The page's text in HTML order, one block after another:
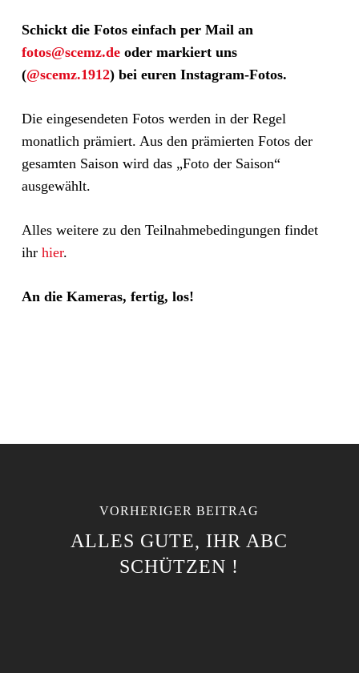
Schickt die Fotos einfach per Mail an
fotos@scemz.deoder markiert uns
(@scemz.1912) bei euren Instagram-Fotos.
Die eingesendeten Fotos werden in der Regel
monatlich prämiert. Aus den prämierten Fotos der
gesamten Saison wird das „Foto der Saison“
ausgewählt.
Alles weitere zu den Teilnahmebedingungen findet
ihr hier.
An die Kameras, fertig, los!
VORHERIGER BEITRAG
ALLES GUTE, IHR ABC
SCHÜTZEN !